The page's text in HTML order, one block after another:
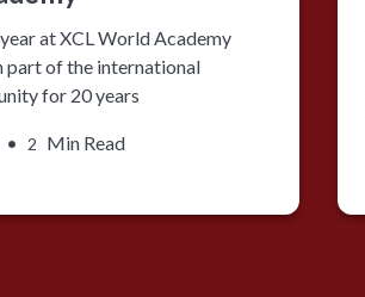
at XCL World Academy
part of the international
for 20 years
• 2 Min Read